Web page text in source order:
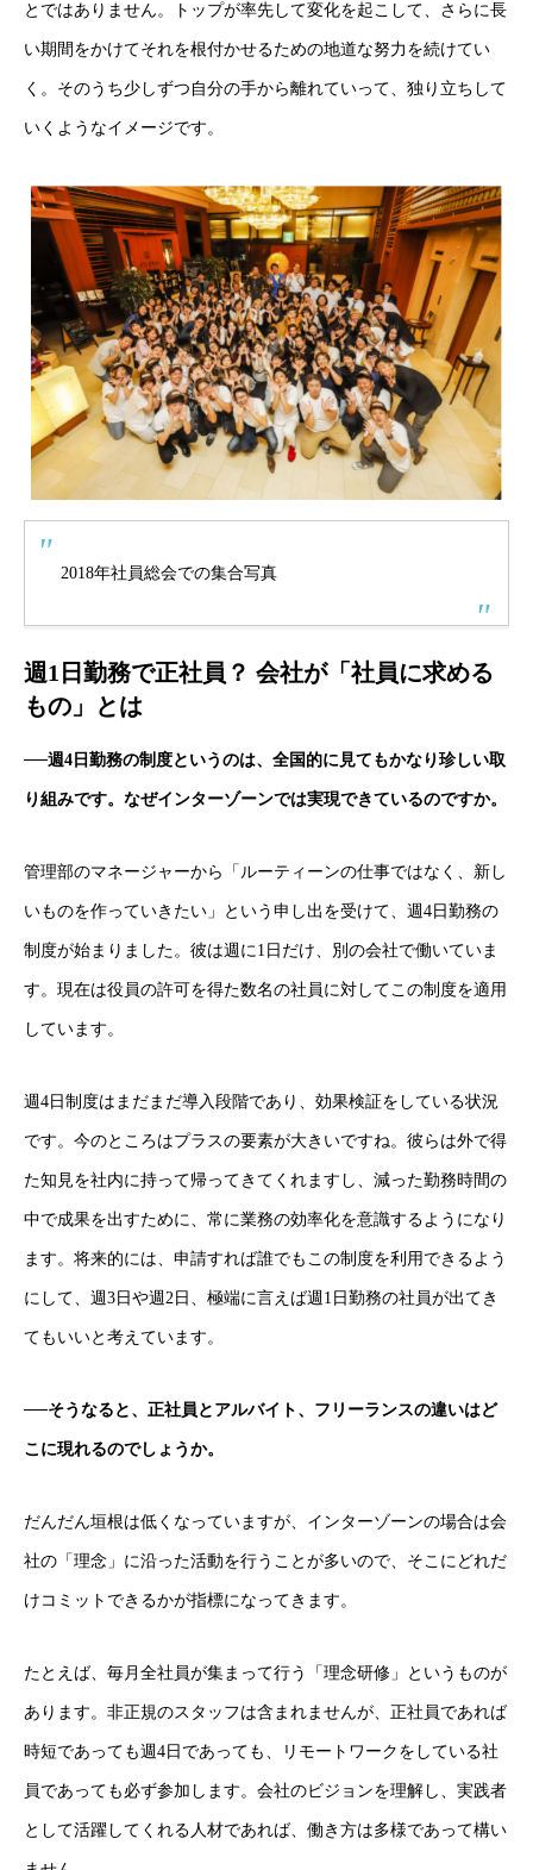
新卒採用
とではありません。トップが率先して変化を起こして、さらに長
い期間をかけてそれを根付かせるための地道な努力を続けてい
く。そのうち少しずつ自分の手から離れていって、独り立ちして
いくようなイメージです。
2018年社員総会での集合写真
週1日勤務で正社員？ 会社が「社員に求める
もの」とは
──週4日勤務の制度というのは、全国的に見てもかなり珍しい取
り組みです。なぜインターゾーンでは実現できているのですか。
管理部のマネージャーから「ルーティーンの仕事ではなく、新し
いものを作っていきたい」という申し出を受けて、週4日勤務の
制度が始まりました。彼は週に1日だけ、別の会社で働いていま
す。現在は役員の許可を得た数名の社員に対してこの制度を適用
しています。
週4日制度はまだまだ導入段階であり、効果検証をしている状況
です。今のところはプラスの要素が大きいですね。彼らは外で得
た知見を社内に持って帰ってきてくれますし、減った勤務時間の
中で成果を出すために、常に業務の効率化を意識するようになり
ます。将来的には、申請すれば誰でもこの制度を利用できるよう
にして、週3日や週2日、極端に言えば週1日勤務の社員が出てき
てもいいと考えています。
──そうなると、正社員とアルバイト、フリーランスの違いはど
こに現れるのでしょうか。
だんだん垣根は低くなっていますが、インターゾーンの場合は会
社の「理念」に沿った活動を行うことが多いので、そこにどれだ
けコミットできるかが指標になってきます。
たとえば、毎月全社員が集まって行う「理念研修」というものが
あります。非正規のスタッフは含まれませんが、正社員であれば
時短であっても週4日であっても、リモートワークをしている社
員であっても必ず参加します。会社のビジョンを理解し、実践者
として活躍してくれる人材であれば、働き方は多様であって構い